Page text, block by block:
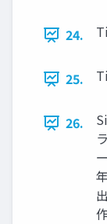
24.
25.
26.